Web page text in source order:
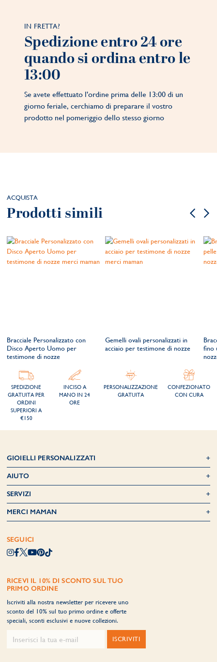
IN FRETTA?
Spedizione entro 24 ore
quando si ordina entro le
13:00
Se avete effettuato l'ordine prima delle 13:00 di un
giorno feriale, cerchiamo di preparare il vostro
prodotto nel pomeriggio dello stesso giorno
ACQUISTA
Prodotti simili
Bracciale Personalizzato con
Disco Aperto Uomo per
testimone di nozze
Gemelli ovali personalizzati in
acciaio per testimone di nozze
fino
SPEDIZIONE
GRATUITA PER
ORDINI
SUPERIORI A
€150
INCISO A
MANO IN 24
ORE
PERSONALIZZAZIONE
GRATUITA
CONFEZIONATO
CON CURA
GIOIELLI PERSONALIZZATI
AIUTO
SERVIZI
MERCI MAMAN
SEGUICI
RICEVI IL 10% DI SCONTO SUL TUO
PRIMO ORDINE
Iscriviti alla nostra newsletter per ricevere uno
sconto del 10% sul tuo primo ordine e offerte
speciali, sconti esclusivi e nuove collezioni.
ISCRIVITI